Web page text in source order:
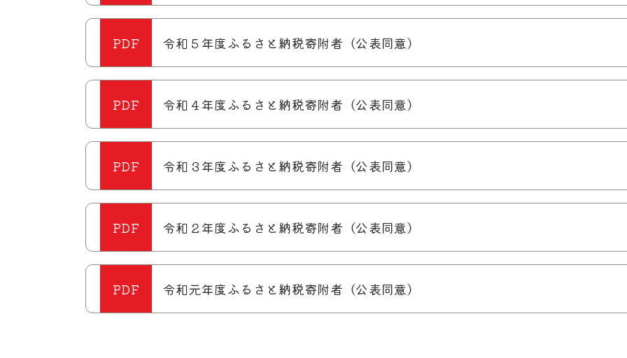
令和５年度ふるさと納税寄附者（公表同意）
令和４年度ふるさと納税寄附者（公表同意）
令和３年度ふるさと納税寄附者（公表同意）
令和２年度ふるさと納税寄附者（公表同意）
令和元年度ふるさと納税寄附者（公表同意）